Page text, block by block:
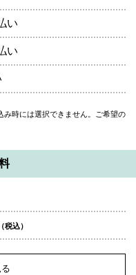
い
い
み時には選択できません。ご希望の
税込）